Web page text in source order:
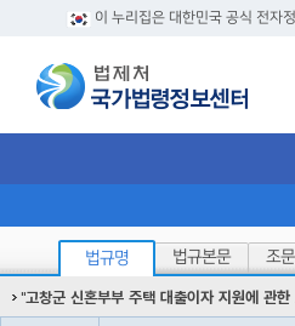
이 누리집은 대한민국 공식 전자
법규명 법규본문 조
"고창군 신혼부부 주택 대출이자 지원에 관한